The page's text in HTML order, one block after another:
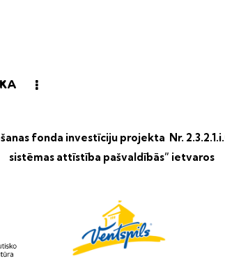
fonda investīciju projekta Nr.
sistēmas attīstība pašvaldībās” ietvaros